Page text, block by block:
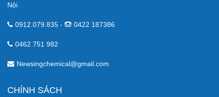
Nội
0912.079.835 - 0422 187386
0462 751 982
Newsingchemical@gmail.com
CHÍNH SÁCH